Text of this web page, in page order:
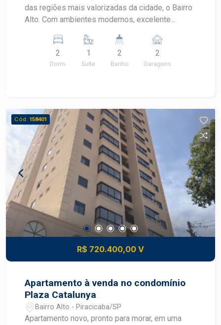
das regiões mais valorizadas da cidade, o Bairro
Alto. Com ambientes modernos, excelente
imóvel oferece conforto, praticidade e um
condomínio com lazer completo para toda a
família. - 77 m² de área útil - Sala para 2
ventilados - Apartamento novo O condomínio
oferece: - Piscina - Salão de festas - Espaço
gourmet - Sala de jogos - Brinquedoteca - Sala
de reunião - Academia completa Excelente opção
para quem busca morar com conforto, segurança
e lazer completo em uma localização privilegiada
do Bairro Alto. Agende a sua visita com um
corretor especialista.
2
Dorm.
1
Suite
2
Banho
2
Garagens
Cód. 158401
R$ 720.400,00 V
Apartamento à venda no condomínio
Plaza Catalunya
Bairro Alto - Piracicaba/SP
Apartamento novo, pronto para morar, em uma